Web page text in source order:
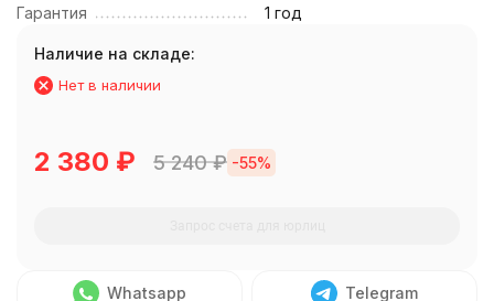
Гарантия
1 год
Наличие на складе:
Нет в наличии
2 380 ₽ 5 240₽ -55%
Whatsapp Telegram